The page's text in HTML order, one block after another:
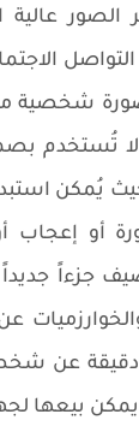
الصور عالية
شخصية
تُستخدم
يُمكن
أو إعجاب
جزءاً جديداً
عن
يمكن بيعها